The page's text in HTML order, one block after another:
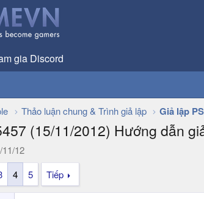
gia Discord
Thảo luận chung & Trình giả lập Giả lập
(15/11/2012) Hướng dẫn
11/12
4 5 Tiếp